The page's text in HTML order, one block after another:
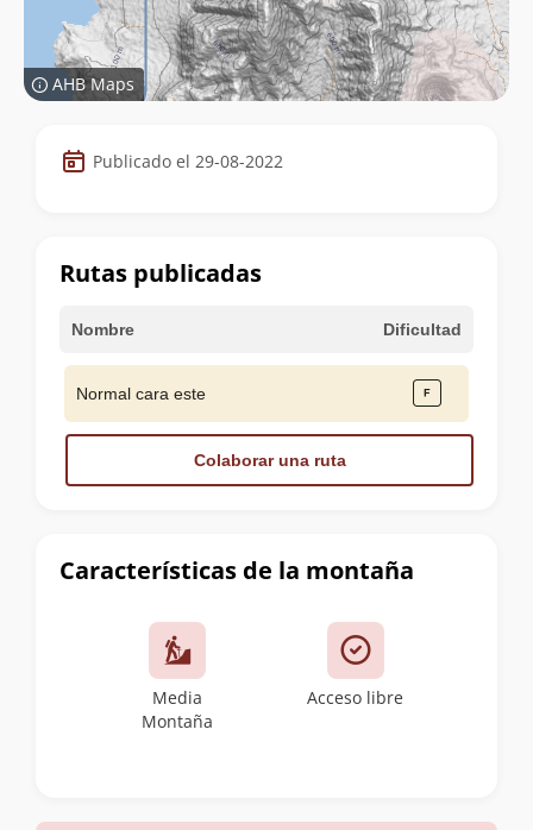
AHB Maps
Datos
de
cumbre
Publicado el 29-08-2022
Características de la montaña
Media
Montaña
Acceso libre
Rutas publicadas
Nombre Dificultad
Normal cara este
Colaborar una ruta